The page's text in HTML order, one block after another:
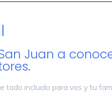
Juan a
todo incluido para vos y tu